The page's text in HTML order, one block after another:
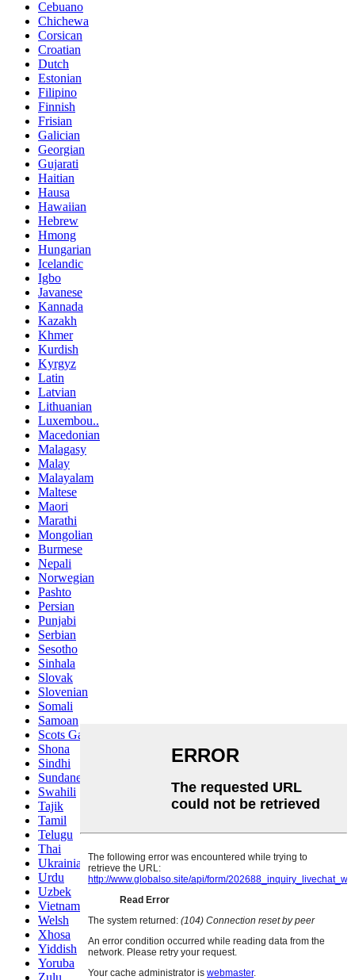
Cebuano
Chichewa
Corsican
Croatian
Dutch
Estonian
Filipino
Finnish
Frisian
Galician
Georgian
Gujarati
Haitian
Hausa
Hawaiian
Hebrew
Hmong
Hungarian
Icelandic
Igbo
Javanese
Kannada
Kazakh
Khmer
Kurdish
Kyrgyz
Latin
Latvian
Lithuanian
Luxembou..
Macedonian
Malagasy
Malay
Malayalam
Maltese
Maori
Marathi
Mongolian
Burmese
Nepali
Norwegian
Pashto
Persian
Punjabi
Serbian
Sesotho
Sinhala
Slovak
Slovenian
Somali
Samoan
Scots Gaelic
Shona
Sindhi
Sundanese
Swahili
Tajik
Tamil
Telugu
Thai
Ukrainian
Urdu
Uzbek
Vietnamese
Welsh
Xhosa
Yiddish
Yoruba
Zulu